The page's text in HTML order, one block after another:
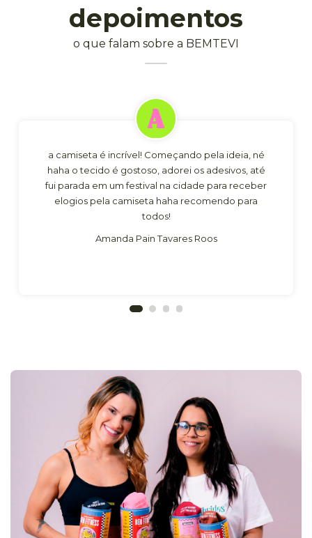
depoimentos
o que falam sobre a BEMTEVI
a camiseta é incrível! Começando pela ideia, né
haha o tecido é gostoso, adorei os adesivos, até
fui parada em um festival na cidade para receber
elogios pela camiseta haha recomendo para
todos!
Amanda Pain Tavares Roos